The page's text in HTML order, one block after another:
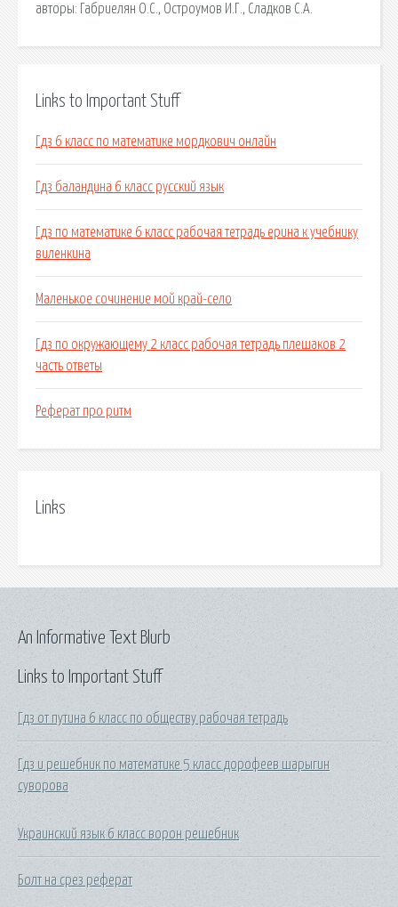
авторы: Габриелян О.С., Остроумов И.Г., Сладков С.А.
Links to Important Stuff
Гдз 6 класс по математике мордкович онлайн
Гдз баландина 6 класс русский язык
Гдз по математике 6 класс рабочая тетрадь ерина к учебнику
виленкина
Маленькое сочинение мой край-село
Гдз по окружающему 2 класс рабочая тетрадь плешаков 2
часть ответы
Реферат про ритм
Links
Links to Important Stuff
Гдз от путина 6 класс по обществу рабочая тетрадь
Гдз и решебник по математике 5 класс дорофеев шарыгин
суворова
Украинский язык 6 класс ворон решебник
Болт на срез реферат
An Informative Text Blurb